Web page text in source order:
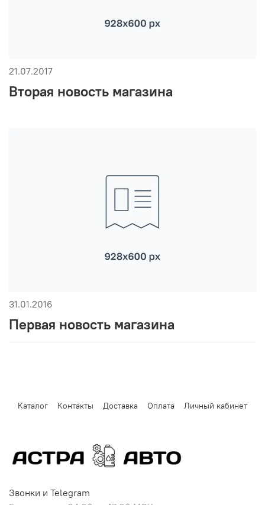
21.07.2017
Вторая новость магазина
31.01.2016
Первая новость магазина
Каталог Контакты Доставка Оплата Личный кабинет
Звонки и Telegram